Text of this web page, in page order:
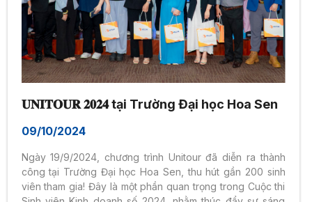
𝐔𝐍𝐈𝐓𝐎𝐔𝐑 𝟐𝟎𝟐𝟒 tại Trường Đại học Hoa Sen
09/10/2024
Ngày 19/9/2024, chương trình Unitour đã diễn ra thành
công tại Trường Đại học Hoa Sen, thu hút gần 200 sinh
viên tham gia! Đây là một phần quan trọng trong Cuộc thi